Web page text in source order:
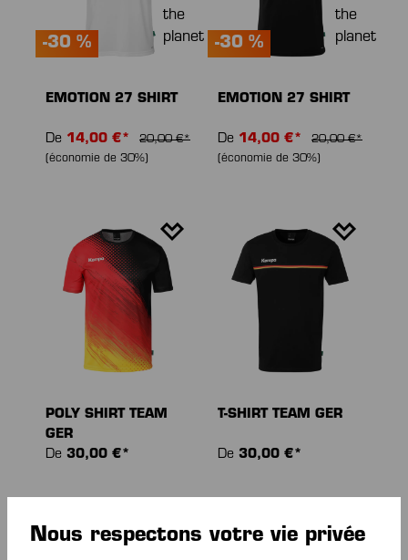
-30 %
EMOTION 27 SHIRT
De 14,00 €*
20,00 €*
(économie de 30%)
-30 %
EMOTION 27 SHIRT
De 14,00 €*
20,00 €*
(économie de 30%)
POLY SHIRT TEAM
GER
De 30,00 €*
T-SHIRT TEAM GER
De 30,00 €*
NOUVEAU
Nous respectons votre vie privée